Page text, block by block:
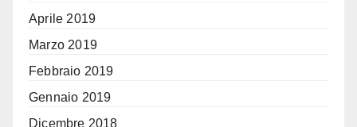
Aprile 2019
Marzo 2019
Febbraio 2019
Gennaio 2019
Dicembre 2018